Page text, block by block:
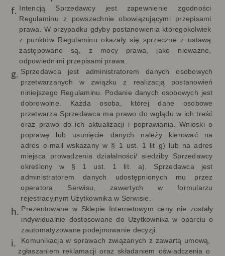
Intencją Sprzedawcy jest zapewnienie zgodności
Regulaminu z powszechnie obowiązującymi przepisami
prawa. W przypadku gdyby postanowienia któregokolwiek
z punktów Regulaminu okazały się sprzeczne z ustawą
zastępowane są, z mocy prawa, jako nieważne,
odpowiednimi przepisami prawa.
Sprzedawca jest administratorem danych osobowych
przetwarzanych w związku z realizacją postanowień
niniejszego Regulaminu. Podanie danych osobowych jest
dobrowolne. Każda osoba, której dane osobowe
przetwarza Sprzedawca ma prawo do wglądu w ich treść
oraz prawo do ich aktualizacji i poprawiania. Wnioski o
poprawę lub usunięcie danych należy kierować na
adres e-mail wskazany w § 1 ust. 1 lit g) lub na adres
miejsca prowadzenia działalności/ siedziby Sprzedawcy
określony w § 1 ust. 1 lit. a). Sprzedawca jest
administratorem danych udostępnionych mu przez
operatora Serwisu, zawartych w formularzu
rejestracyjnym Użytkownika w Serwisie.
Prezentowane w Sklepie Internetowym ceny nie zostały
indywidualnie dostosowane do Użytkownikaw oparciu o
zautomatyzowane podejmowanie decyzji
Komunikacja w sprawach związanych z zawartą umową,
zgłaszaniem reklamacji oraz składaniem oświadczenia o